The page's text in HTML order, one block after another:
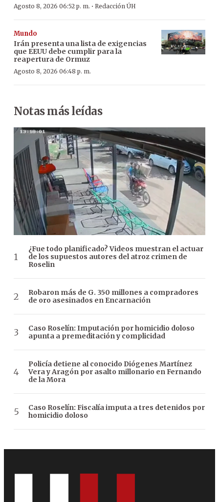
Agosto 8, 2026 06:52 p. m. · Redacción ÚH
Mundo
Irán presenta una lista de exigencias
que EEUU debe cumplir para la
reapertura de Ormuz
Agosto 8, 2026 06:48 p. m.
Notas más leídas
¿Fue todo planificado? Videos muestran el actuar
de los supuestos autores del atroz crimen de
Roselin
Robaron más de G. 350 millones a compradores
de oro asesinados en Encarnación
Caso Roselín: Imputación por homicidio doloso
apunta a premeditación y complicidad
Policía detiene al conocido Diógenes Martínez
Vera y Aragón por asalto millonario en Fernando
de la Mora
Caso Roselín: Fiscalía imputa a tres detenidos por
homicidio doloso